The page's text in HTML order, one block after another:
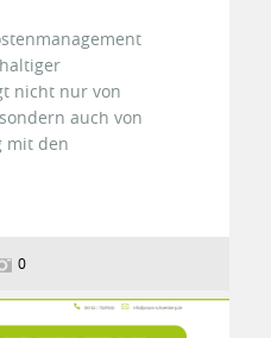
nicht nur von
auch von
mit den
0